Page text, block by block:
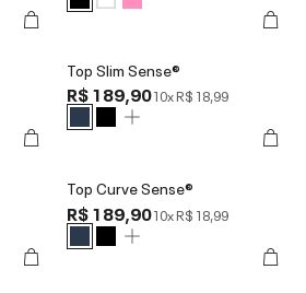
Top Slim Sense®
R$ 189,9010xR$ 18,99
Top Curve Sense®
R$ 189,9010xR$ 18,99